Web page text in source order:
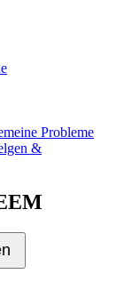
Probleme
&